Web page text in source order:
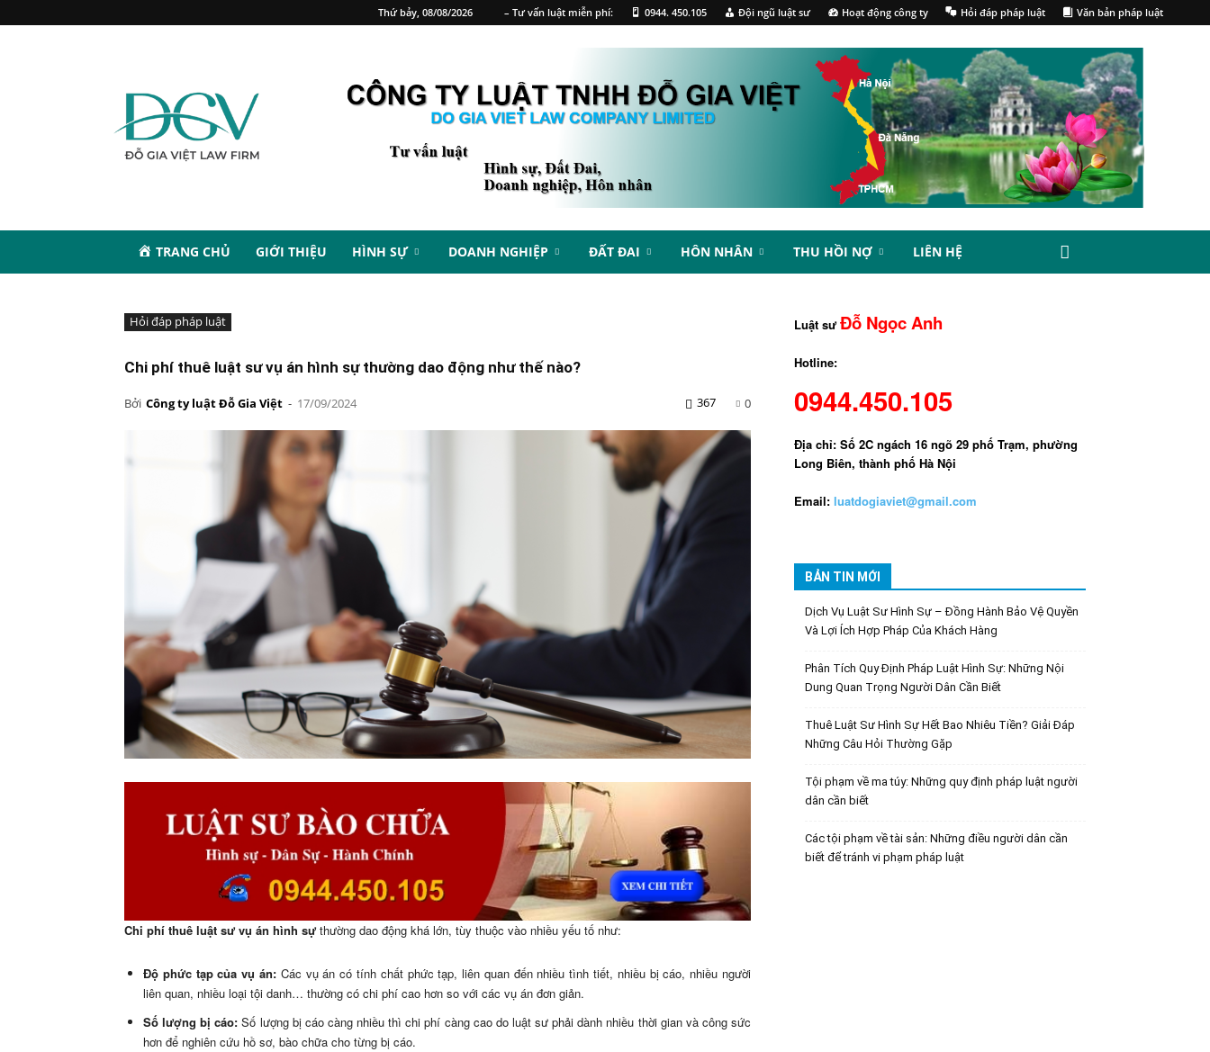
Thứ bảy, 08/08/2026 – Tư vấn luật miễn phí: 0944. 450.105 Đội ngũ luật sư Hoạt động công ty Hỏi đáp pháp luật Văn bản pháp luật
TRANG CHỦ GIỚI THIỆU HÌNH SỰ DOANH NGHIỆP ĐẤT ĐAI HÔN NHÂN THU HỒI NỢ LIÊN HỆ
Hỏi đáp pháp luật
Chi phí thuê luật sư vụ án hình sự thường dao động như thế nào?
Bởi Công ty luật Đỗ Gia Việt - 17/09/2024 0
367
Chi phí thuê luật sư vụ án hình sựthường dao động khá lớn, tùy thuộc vào nhiều yếu tố như:
Độ phức tạp của vụ án:Các vụ án có tính chất phức tạp, liên quan đến nhiều tình tiết, nhiều bị cáo, nhiều người
liên quan, nhiều loại tội danh… thường có chi phí cao hơn so với các vụ án đơn giản.
Số lượng bị cáo: Số lượng bị cáo càng nhiều thì chi phí càng cao do luật sư phải dành nhiều thời gian và công sức
hơn để nghiên cứu hồ sơ, bào chữa cho từng bị cáo.
Luật sưĐỗ Ngọc Anh
Hotline:
0944.450.105
Địa chỉ: Số 2C ngách 16 ngõ 29 phố Trạm, phường
Long Biên, thành phố Hà Nội
Email: luatdogiaviet@gmail.com
BẢN TIN MỚI
Dịch Vụ Luật Sư Hình Sự – Đồng Hành Bảo Vệ Quyền
Và Lợi Ích Hợp Pháp Của Khách Hàng
Phân Tích Quy Định Pháp Luật Hình Sự: Những Nội
Dung Quan Trọng Người Dân Cần Biết
Thuê Luật Sư Hình Sự Hết Bao Nhiêu Tiền? Giải Đáp
Những Câu Hỏi Thường Gặp
Tội phạm về ma túy: Những quy định pháp luật người
dân cần biết
Các tội phạm về tài sản: Những điều người dân cần
biết để tránh vi phạm pháp luật